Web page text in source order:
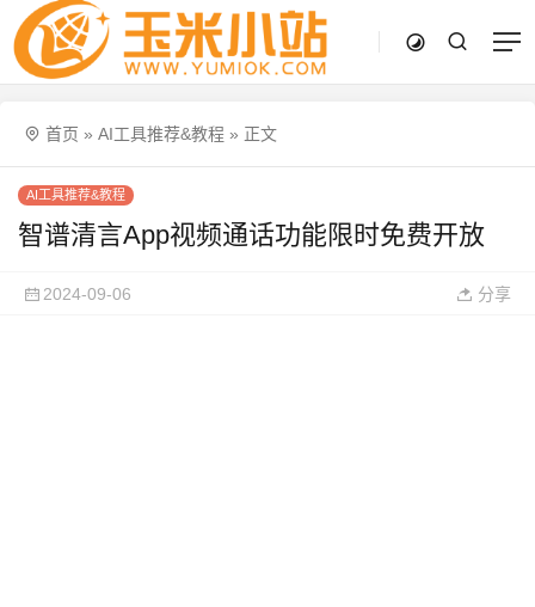
首页 » AI工具推荐&教程 » 正文
AI工具推荐&教程
智谱清言App视频通话功能限时免费开放
2024-09-06 分享